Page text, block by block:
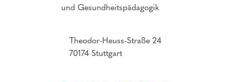
und Gesundheitspädagogik
Theodor-Heuss-Straße 24
70174 Stuttgart